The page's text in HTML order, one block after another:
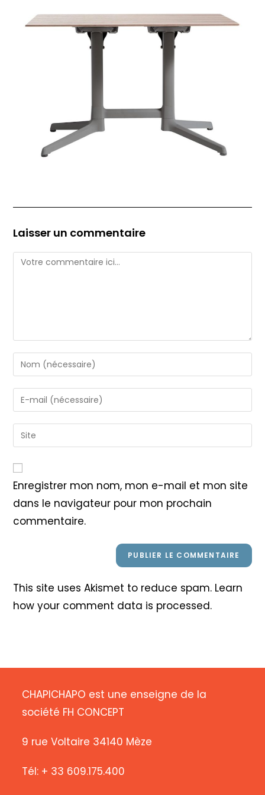
Laisser un commentaire
Comment
Enter
your
name
or
to
comment
Enter
your
email
address
Saisir
l’URL
votre
site
(facultatif)
Enregistrer mon nom, mon e-mail et mon site
dans le navigateur pour mon prochain
commentaire.
This site uses Akismet to reduce spam. Learn
how your comment data is processed.
CHAPICHAPO est une enseigne de la
société FH CONCEPT
9 rue Voltaire 34140 Mèze
Tél: + 33 609.175.400